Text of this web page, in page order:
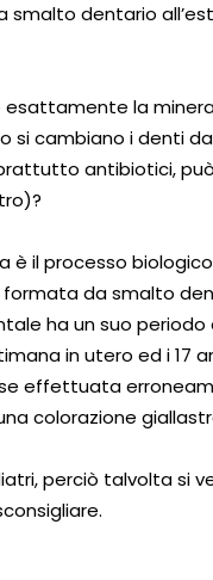
dentario
la
si cambiano i denti
antibiotici,
è il processo
da smalto
ha un suo periodo
in utero ed i 17
effettuata
colorazione
perciò talvolta si